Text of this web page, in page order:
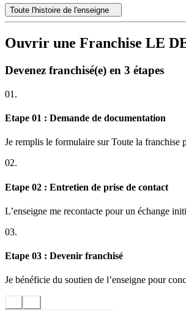
Toute l'histoire de l'enseigne
Ouvrir une Franchise LE
Devenez franchisé(e) en 3 étapes
01.
Etape 01 : Demande de documentation
Je remplis le formulaire sur Toute la franchise
02.
Etape 02 : Entretien de prise de contact
L’enseigne me recontacte pour un échange
03.
Etape 03 : Devenir franchisé
Je bénéficie du soutien de l’enseigne pour